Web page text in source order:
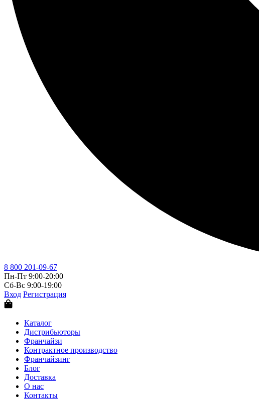
8 800 201-09-67
Пн-Пт 9:00-20:00
Сб-Вс 9:00-19:00
Вход Регистрация
Каталог
Дистрибьюторы
Франчайзи
Контрактное производство
Франчайзинг
Блог
Доставка
О нас
Контакты